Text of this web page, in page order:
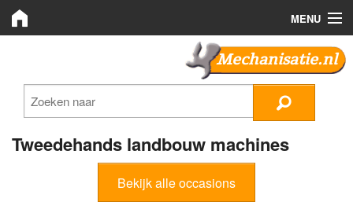
MENU
Zoeken
Plaats advertentie
Mechanisatie.nl
Tweedehands landbouw machines
Bekijk alle occasions